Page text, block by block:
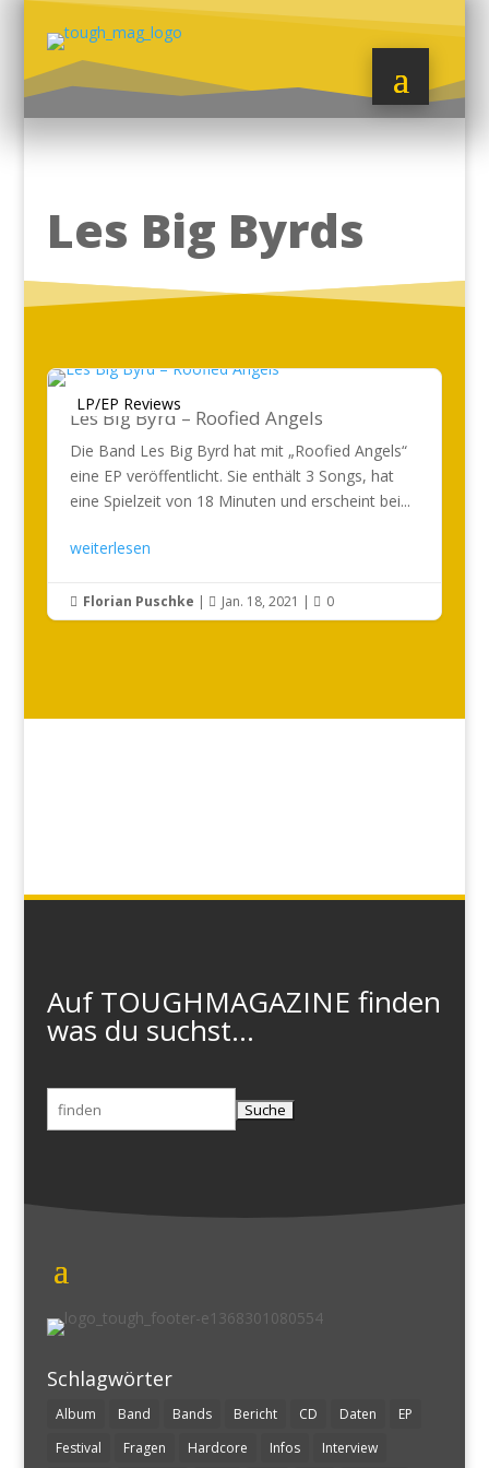
Les Big Byrds
LP/EP Reviews
Les Big Byrd – Roofied Angels
Die Band Les Big Byrd hat mit „Roofied Angels“
eine EP veröffentlicht. Sie enthält 3 Songs, hat
eine Spielzeit von 18 Minuten und erscheint bei...
weiterlesen
 Florian Puschke |  Jan. 18, 2021 |  0
Auf TOUGHMAGAZINE finden
was du suchst...
Suchen
nach:
Schlagwörter
Album Band Bands Bericht CD Daten
EP
Festival
Fragen Hardcore Infos Interview